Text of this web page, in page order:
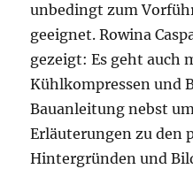
unbedingt zum
geeignet. Rowina
gezeigt: Es geht auch
Kühlkompressen und
Bauanleitung nebst
Erläuterungen zu den
Hintergründen und